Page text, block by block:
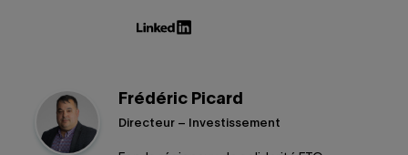
Frédéric Picard
Directeur – Investissement